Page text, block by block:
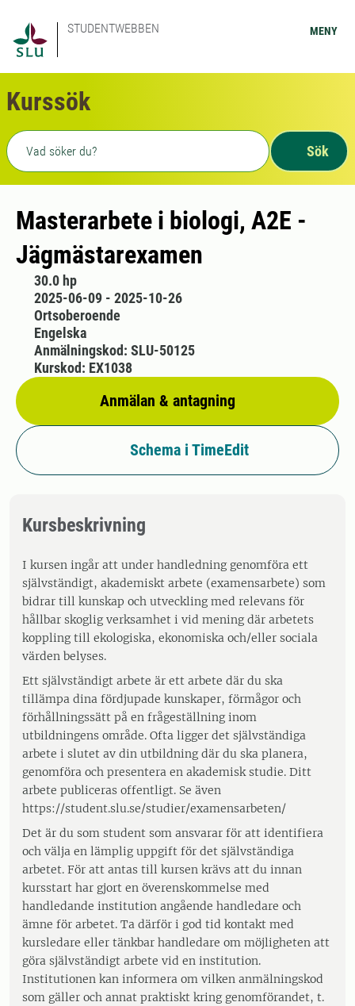
STUDENTWEBBEN MENY
Kurssök
Fritext sökning
Sök
Masterarbete i biologi, A2E -
Jägmästarexamen
30.0 hp
2025-06-09 - 2025-10-26
Ortsoberoende
Engelska
Anmälan & antagning
Anmälningskod: SLU-50125
Kurskod: EX1038
Schema i TimeEdit
Kursbeskrivning
I kursen ingår att under handledning genomföra ett
självständigt, akademiskt arbete (examensarbete) som
bidrar till kunskap och utveckling med relevans för
hållbar skoglig verksamhet i vid mening där arbetets
koppling till ekologiska, ekonomiska och/eller sociala
värden belyses.
Ett självständigt arbete är ett arbete där du ska
tillämpa dina fördjupade kunskaper, förmågor och
förhållningssätt på en frågeställning inom
utbildningens område. Ofta ligger det självständiga
arbete i slutet av din utbildning där du ska planera,
genomföra och presentera en akademisk studie. Ditt
arbete publiceras offentligt. Se även
https://student.slu.se/studier/examensarbeten/
Det är du som student som ansvarar för att identifiera
och välja en lämplig uppgift för det självständiga
arbetet. För att antas till kursen krävs att du innan
kursstart har gjort en överenskommelse med
handledande institution angående handledare och
ämne för arbetet. Ta därför i god tid kontakt med
kursledare eller tänkbar handledare om möjligheten att
göra självständigt arbete vid en institution.
Institutionen kan informera om vilken anmälningskod
som gäller och annat praktiskt kring genomförandet, t.